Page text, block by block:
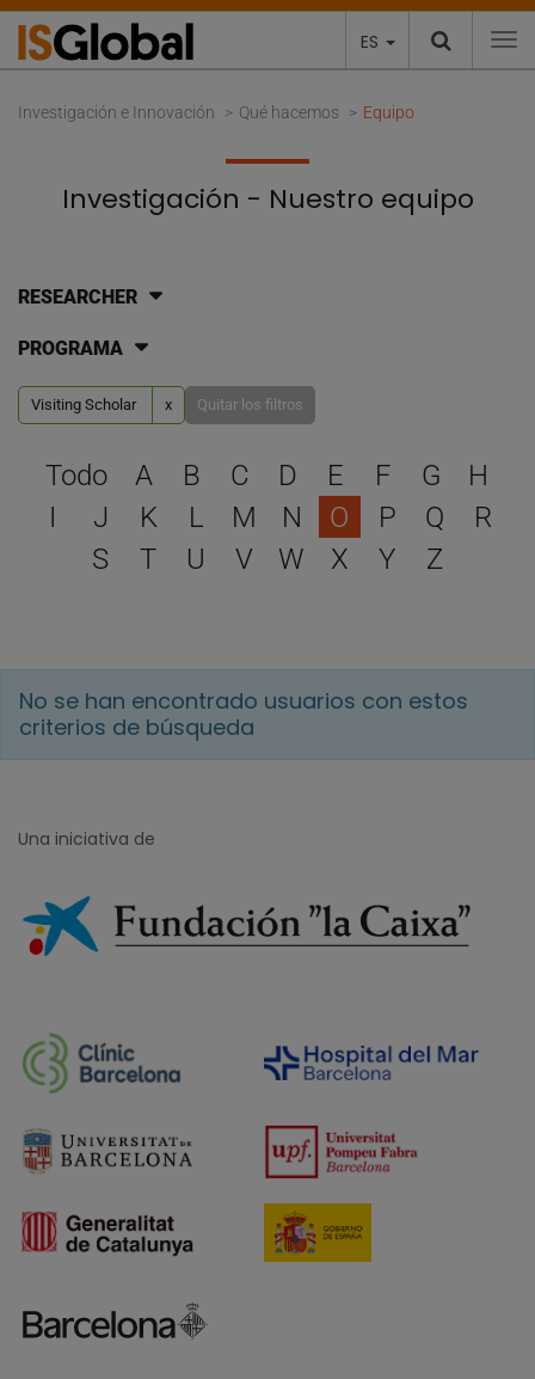
ES
Investigación e Innovación Qué hacemos Equipo
Investigación - Nuestro equipo
RESEARCHER
PROGRAMA
Visiting Scholar x Quitar los filtros
Selecciona una letra
Todo A B C D E F G
H
I
J K L M N O P Q
R
S
T U V W X Y Z
No se han encontrado usuarios con estos
criterios de búsqueda
Una iniciativa de